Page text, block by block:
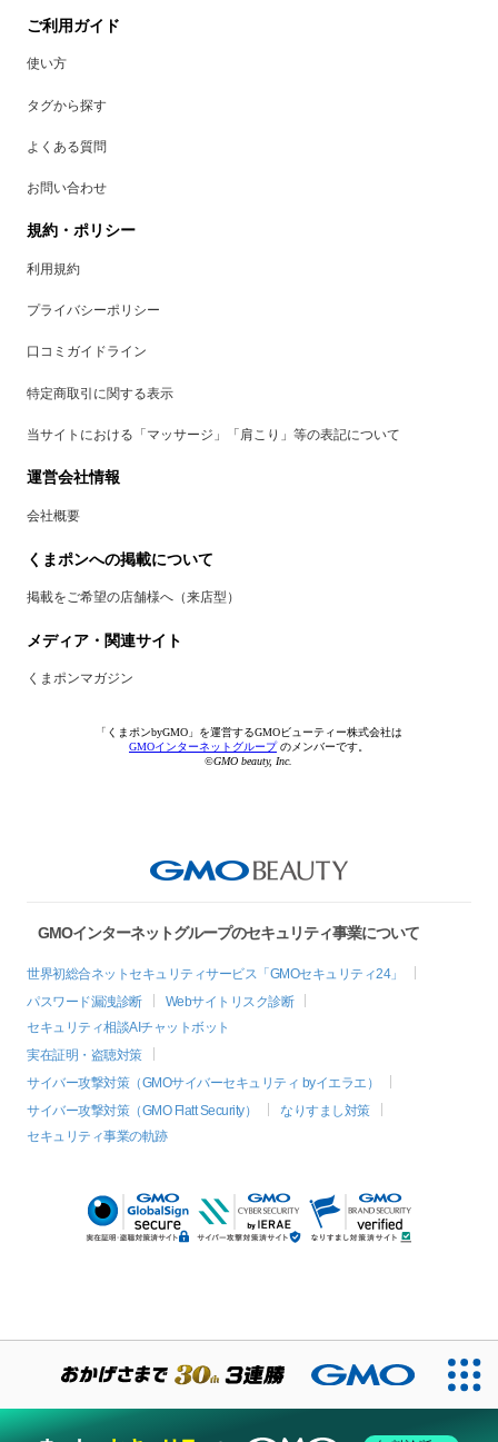
ご利用ガイド
使い方
タグから探す
よくある質問
お問い合わせ
規約・ポリシー
利用規約
プライバシーポリシー
口コミガイドライン
特定商取引に関する表示
当サイトにおける「マッサージ」「肩こり」等の表記について
運営会社情報
会社概要
くまポンへの掲載について
掲載をご希望の店舗様へ（来店型）
メディア・関連サイト
くまポンマガジン
「くまポンbyGMO」を運営するGMOビューティー株式会社は
GMOインターネットグループのメンバーです。
©GMO beauty, Inc.
GMOインターネットグループのセキュリティ事業について
世界初総合ネットセキュリティサービス「GMOセキュリティ24」
パスワード漏洩診断
Webサイトリスク診断
セキュリティ相談AIチャットボット
実在証明・盗聴対策
サイバー攻撃対策（GMOサイバーセキュリティ byイエラエ）
サイバー攻撃対策（GMO Flatt Security）
なりすまし対策
セキュリティ事業の軌跡